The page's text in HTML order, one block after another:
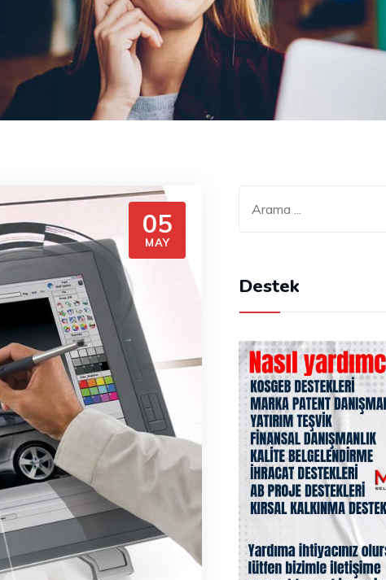
05
MAY
Destek